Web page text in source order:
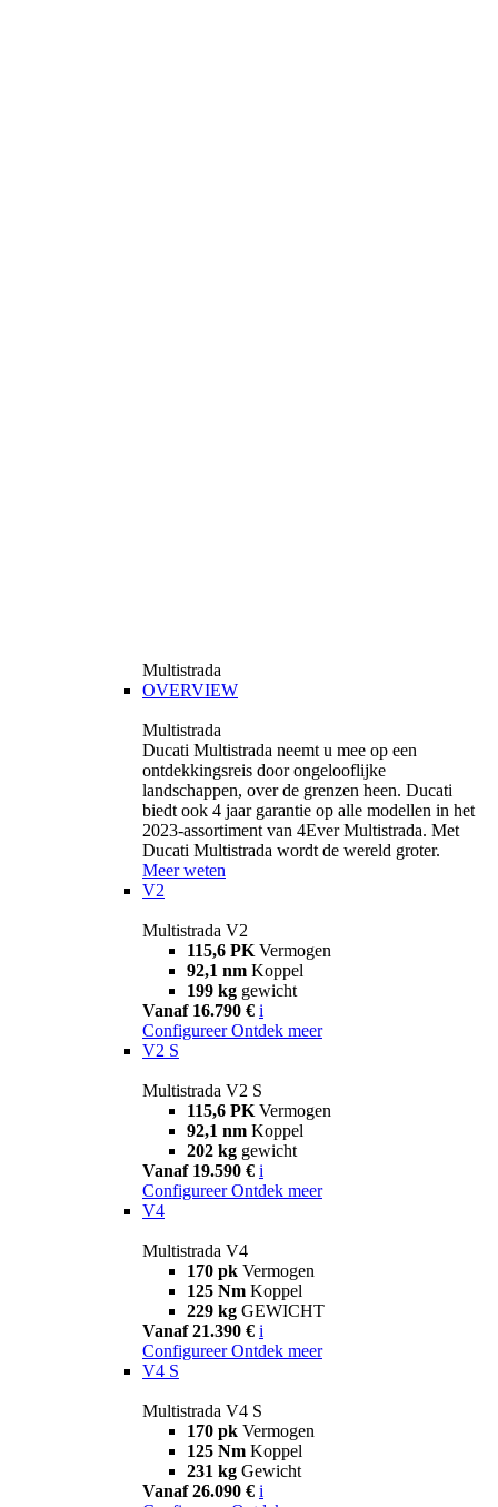
Multistrada
OVERVIEW
Multistrada
Ducati Multistrada neemt u mee op een
ontdekkingsreis door ongelooflijke
landschappen, over de grenzen heen. Ducati
biedt ook 4 jaar garantie op alle modellen in het
2023-assortiment van 4Ever Multistrada. Met
Ducati Multistrada wordt de wereld groter.
Meer weten
V2
Multistrada V2
115,6 PK Vermogen
92,1 nm Koppel
199 kg gewicht
Vanaf 16.790 € i
Configureer Ontdek meer
V2 S
Multistrada V2 S
115,6 PK Vermogen
92,1 nm Koppel
202 kg gewicht
Vanaf 19.590 € i
Configureer Ontdek meer
V4
Multistrada V4
170 pk Vermogen
125 Nm Koppel
229 kg GEWICHT
Vanaf 21.390 € i
Configureer Ontdek meer
V4 S
Multistrada V4 S
170 pk Vermogen
125 Nm Koppel
231 kg Gewicht
Vanaf 26.090 € i